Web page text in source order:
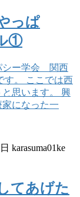
っぱ
①
シー学会 関西
。 ここでは西
思います。 興
になった一
karasuma01ke
てあげた